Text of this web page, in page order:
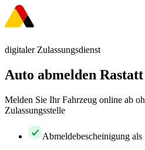
digitaler Zulassungsdienst
Auto abmelden Rastatt
Melden Sie Ihr Fahrzeug online ab
Zulassungsstelle
Abmeldebescheinigung